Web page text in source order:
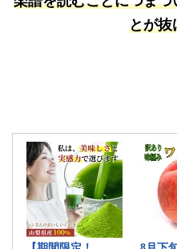
とが抜